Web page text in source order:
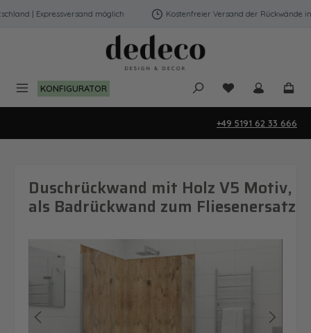
Zum Hauptinhalt springen
| Expressversand möglich Kostenfreier Versand der Rückwände in
KONFIGURATOR Du hast 0
+49 5191 62 33 666
Duschrückwand mit Holz V5 Motiv,
als Badrückwand zum Fliesenersatz
Bildergalerie überspringen